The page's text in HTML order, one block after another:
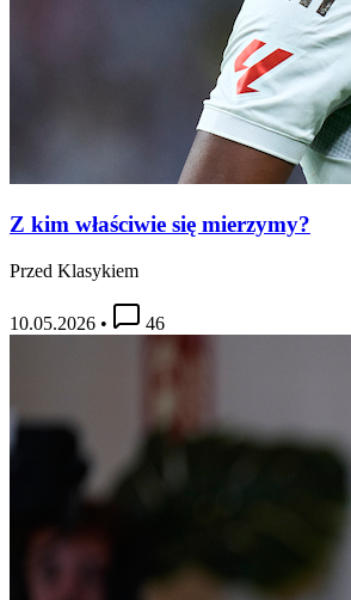
Z kim właściwie się mierzymy?
Przed Klasykiem
10.05.2026 • 46